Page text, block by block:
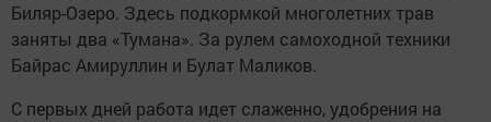
Биляр-Озеро. Здесь подкормкой многолетних трав
заняты два «Тумана». За рулем самоходной техники
Байрас Амируллин и Булат Маликов.
С первых дней работа идет слаженно, удобрения на